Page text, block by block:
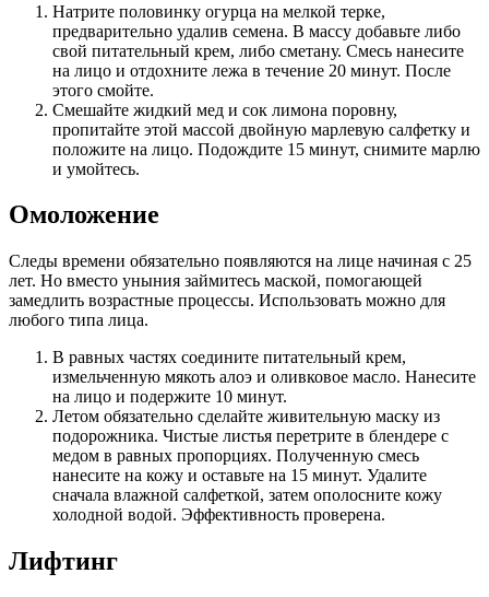
Натрите половинку огурца на мелкой терке,
предварительно удалив семена. В массу добавьте либо
свой питательный крем, либо сметану. Смесь нанесите
на лицо и отдохните лежа в течение 20 минут. После
этого смойте.
Смешайте жидкий мед и сок лимона поровну,
пропитайте этой массой двойную марлевую салфетку и
положите на лицо. Подождите 15 минут, снимите марлю
и умойтесь.
Омоложение
Следы времени обязательно появляются на лице начиная с 25
лет. Но вместо уныния займитесь маской, помогающей
замедлить возрастные процессы. Использовать можно для
любого типа лица.
В равных частях соедините питательный крем,
измельченную мякоть алоэ и оливковое масло. Нанесите
на лицо и подержите 10 минут.
Летом обязательно сделайте живительную маску из
подорожника. Чистые листья перетрите в блендере с
медом в равных пропорциях. Полученную смесь
нанесите на кожу и оставьте на 15 минут. Удалите
сначала влажной салфеткой, затем ополосните кожу
холодной водой. Эффективность проверена.
Лифтинг